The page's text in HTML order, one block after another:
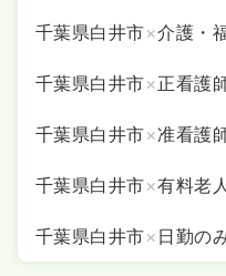
千葉県白井市×介護・
千葉県白井市×正看護
千葉県白井市×准看護
千葉県白井市×有料老
千葉県白井市× 日勤の